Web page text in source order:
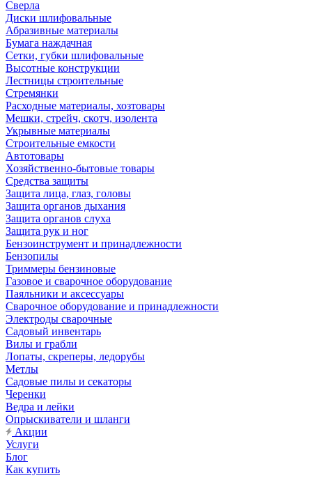
Сверла
Диски шлифовальные
Абразивные материалы
Бумага наждачная
Сетки, губки шлифовальные
Высотные конструкции
Лестницы строительные
Стремянки
Расходные материалы, хозтовары
Мешки, стрейч, скотч, изолента
Укрывные материалы
Строительные емкости
Автотовары
Хозяйственно-бытовые товары
Средства защиты
Защита лица, глаз, головы
Защита органов дыхания
Защита органов слуха
Защита рук и ног
Бензоинструмент и принадлежности
Бензопилы
Триммеры бензиновые
Газовое и сварочное оборудование
Паяльники и аксессуары
Сварочное оборудование и принадлежности
Электроды сварочные
Садовый инвентарь
Вилы и грабли
Лопаты, скреперы, ледорубы
Метлы
Садовые пилы и секаторы
Черенки
Ведра и лейки
Опрыскиватели и шланги
Акции
Услуги
Блог
Как купить